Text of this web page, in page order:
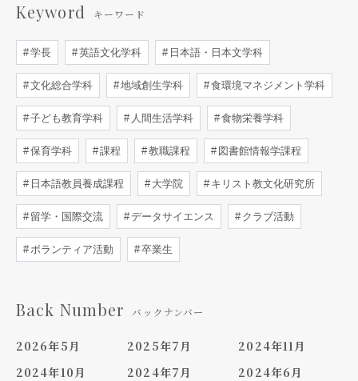
Keyword キーワード
学長 英語文化学科 日本語・日本文学科
文化総合学科 地域創生学科 食環境マネジメント学科
子ども教育学科 人間生活学科 食物栄養学科
保育学科 課程 教職課程 図書館情報学課程
日本語教員養成課程 大学院 キリスト教文化研究所
留学・国際交流 データサイエンス クラブ活動
ボランティア活動 卒業生
Back Number バックナンバー
2026年5月 2025年7月
2024年11月
2024年10月
2024年7月
2024年6月